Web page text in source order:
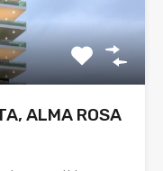
ALMA ROSA